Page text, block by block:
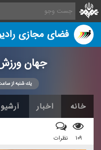
فضای مجازی
جهان
یك شنبه از ساعت ۰۹:۰۵ به مدت
خانه اخبار آرشیو
۱۰۹ نظرات